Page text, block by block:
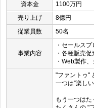
資本金
1100万円
売り上げ
8億円
従業員数
50名
事業内容
・セールス
・各種販売
・Web製作
"ファントゥ"
一つは”楽し
もう一つはた